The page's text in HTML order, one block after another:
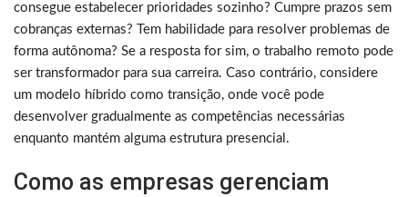
consegue estabelecer prioridades sozinho? Cumpre prazos sem
cobranças externas? Tem habilidade para resolver problemas de
forma autônoma? Se a resposta for sim, o trabalho remoto pode
ser transformador para sua carreira. Caso contrário, considere
um modelo híbrido como transição, onde você pode
desenvolver gradualmente as competências necessárias
enquanto mantém alguma estrutura presencial.
Como as empresas gerenciam